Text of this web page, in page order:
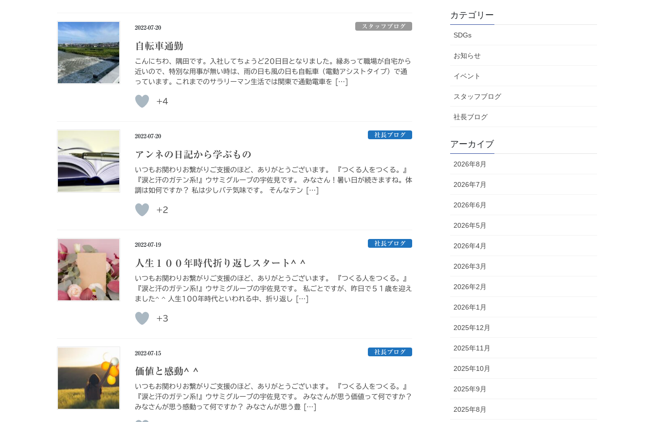
2022-07-20 スタッフブログ
自転車通勤
こんにちわ、隅田です。入社してちょうど20日目となりました。縁あって職場が自宅から
近いので、特別な用事が無い時は、雨の日も風の日も自転車（電動アシストタイプ）で通
っています。これまでのサラリーマン生活では関東で通勤電車を […]
+4
2022-07-20 社長ブログ
アンネの日記から学ぶもの
いつもお関わりお繋がりご支援のほど、ありがとうございます。 『つくる人をつくる。』
『涙と汗のガテン系!』ウサミグループの宇佐見です。 みなさん！暑い日が続きますね。体
調は如何ですか？ 私は少しバテ気味です。 そんなテン […]
+2
2022-07-19 社長ブログ
人生１００年時代折り返しスタート^ ^
いつもお関わりお繋がりご支援のほど、ありがとうございます。 『つくる人をつくる。』
『涙と汗のガテン系!』ウサミグループの宇佐見です。 私ごとですが、昨日で５１歳を迎え
ました^ ^ 人生100年時代といわれる中、折り返し […]
+3
2022-07-15 社長ブログ
価値と感動^ ^
いつもお関わりお繋がりご支援のほど、ありがとうございます。 『つくる人をつくる。』
『涙と汗のガテン系!』ウサミグループの宇佐見です。 みなさんが思う価値って何ですか？
みなさんが思う感動って何ですか？ みなさんが思う豊 […]
カテゴリー
SDGs
お知らせ
イベント
スタッフブログ
社長ブログ
アーカイブ
2026年8月
2026年7月
2026年6月
2026年5月
2026年4月
2026年3月
2026年2月
2026年1月
2025年12月
2025年11月
2025年10月
2025年9月
2025年8月